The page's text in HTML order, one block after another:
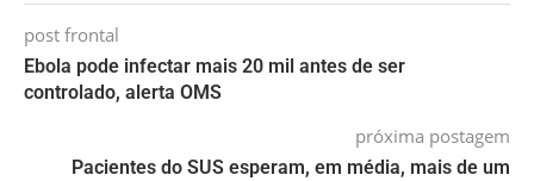
post frontal
Ebola pode infectar mais 20 mil antes de ser
controlado, alerta OMS
próxima postagem
Pacientes do SUS esperam, em média, mais de um